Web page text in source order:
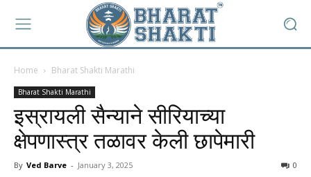
Home Bharat Shakti Marathi
Bharat Shakti Marathi
इस्रायली सैन्याने सीरियाच्या
क्षेपणास्त्र तळावर केली छापेमारी
By Ved Barve - January 3, 2025 0